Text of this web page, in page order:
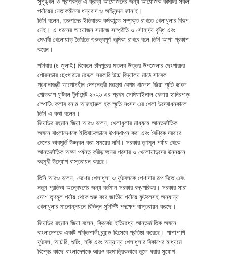
পর্যায়ের নেতাকর্মীদের ধন্যবাদ ও অভিনন্দন জানাই।
তিনি বলেন, তরুণদের ইতিবাচক কর্মকান্ডে সম্পৃক্ত রাখতে খেলাধুলার বিকল্প
নেই। এ ধরনের আয়োজন সমাজে সম্প্রীতি ও সৌহার্দ্য বৃদ্ধি এবং
মেধাবী খেলোয়াড় তৈরিতে গুরুত্বপূর্ণ ভূমিকা রাখবে বলে তিনি আশা প্রকাশ
করেন।
শনিবার (৪ জুলাই) বিকেলে চাঁদপুরের মতলব উত্তর উপজেলার ছেংগারচর
পৌরসভার ছেংগারচর মডেল সরকারি উচ্চ বিদ্যালয় মাঠে সাবেক
প্রধানমন্ত্রী আপোষহীন দেশনেত্রী মরহুমা বেগম খালেদা জিয়া স্মৃতি ডাবল
গোল্ডকাপ ফুটবল টুর্নামেন্ট-২০২৬ এর প্রথম সেমিফাইনাল খেলায় হানিরপাড়
স্পোটিং ক্লাব বনাম আজহারুল হক স্মৃতি সংসদ এর খেলা উদ্বোধনকালে
তিনি এ কথা বলেন।
জিয়াউর রহমান জিয়া আরও বলেন, খেলাধুলার মাধ্যমে আন্তর্জাতিক
অঙ্গনে বাংলাদেশকে ইতিবাচকভাবে উপস্থাপন করা এবং বৈশ্বিক দরবারে
দেশের ভাবমূর্তি উজ্জ্বল করা সময়ের দাবি। সরকার তৃণমূল পর্যায় থেকে
আন্তর্জাতিক অঙ্গন পর্যন্ত ক্রীড়াঙ্গনের প্রসার ও খেলোয়াড়দের উন্নয়নে
বহুমুখী উদ্যোগ বাস্তবায়ন করছে।
তিনি আরও বলেন, দেশের খেলাধুলা ও ফুটবলকে পেশাদার রূপ দিতে এবং
নতুন প্রতিভা অন্বেষণের জন্য বর্তমান সরকার বদ্ধপরিকর। সরকার সারা
দেশে তৃণমূল পর্যায় থেকে শুরু করে জাতীয় পর্যায়ে ফুটবলসহ অন্যান্য
খেলাধুলার মানোন্নয়নে বিভিন্ন সুনির্দিষ্ট পদক্ষেপ বাস্তবায়ন করছে।
জিয়াউর রহমান জিয়া বলেন, ক্রিকেট ইতিমধ্যে আন্তর্জাতিক অঙ্গনে
বাংলাদেশকে একটি শক্তিশালী ব্র্যান্ড হিসেবে প্রতিষ্ঠা করেছে। পাশাপাশি
ফুটবল, আর্চারি, শুটিং, হকি এবং অন্যান্য খেলাধুলার বিকাশের মাধ্যমে
বিশ্বের কাছে বাংলাদেশকে আরও বহুমাত্রিকভাবে তুলে ধরার সুযোগ